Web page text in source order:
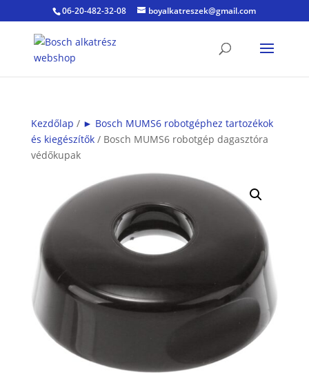
06-20-482-32-08 boyalkatreszek@gmail.com
Kezdőlap / ► Bosch MUMS6 robotgéphez tartozékok
és kiegészítők/ Bosch MUMS6 robotgép dagasztóra
védőkupak